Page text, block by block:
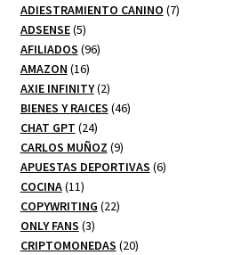
productos
ADIESTRAMIENTO CANINO 77
ADSENSE 55
productos
AFILIADOS 9696
AMAZON 1616
productos
AXIE INFINITY 22
productos
BIENES Y RAICES 4646
CHAT GPT 2424
productos
CARLOS MUÑOZ 99
productos
APUESTAS DEPORTIVAS 66
COCINA 1111
productos
COPYWRITING 2222
ONLY FANS 33
productos
CRIPTOMONEDAS 2020